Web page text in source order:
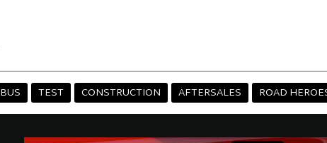
BUS TEST CONSTRUCTION AFTERSALES ROAD